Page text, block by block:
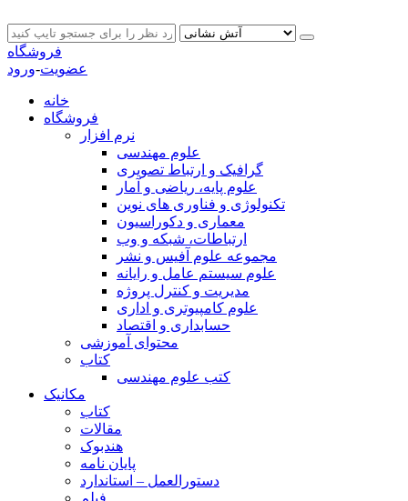
فروشگاه
عضویت-ورود
خانه
فروشگاه
نرم افزار
علوم مهندسی
گرافیک و ارتباط تصویری
علوم پایه، ریاضی و آمار
تکنولوژی و فناوری های نوین
معماری و دکوراسیون
ارتباطات، شبکه و وب
مجموعه علوم آفیس و نشر
علوم سیستم عامل و رایانه
مدیریت و کنترل پروژه
علوم کامپیوتری و اداری
حسابداری و اقتصاد
محتوای آموزشی
کتاب
کتب علوم مهندسی
مکانیک
کتاب
مقالات
هندبوک
پایان نامه
دستورالعمل – استاندارد
فیلم